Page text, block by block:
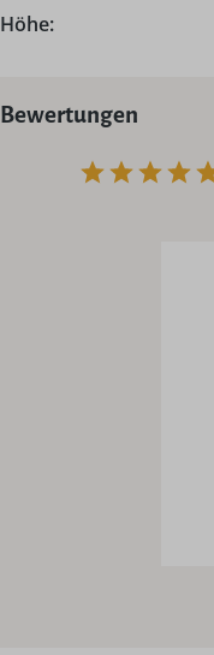
Höhe:
Bewertungen